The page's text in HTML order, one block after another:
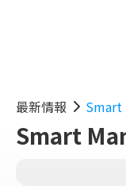
最新情報 Smart
Smart